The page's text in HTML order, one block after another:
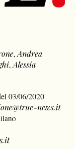
,Andrea
,Alessia
03/06/2020
news.it